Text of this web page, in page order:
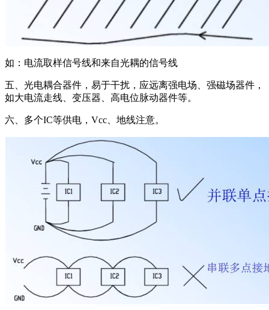
如：电流取样信号线和来自光耦的信号线
五、光电耦合器件，易于干扰，应远离强电场、强磁场器件，
如大电流走线、变压器、高电位脉动器件等。
六、多个IC等供电，Vcc、地线注意。